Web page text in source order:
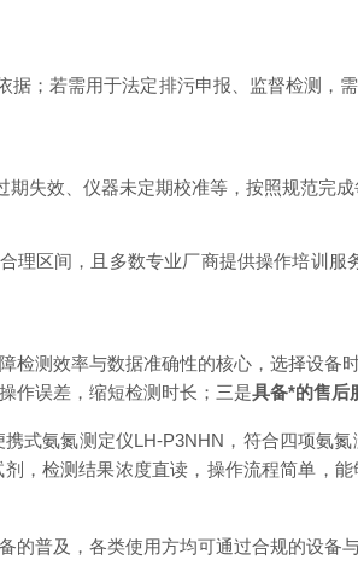
；若需用于法定排污申报、监督检测，
失效、仪器未定期校准等，按照规范完
区间，且多数专业厂商提供操作培训
检测效率与数据准确性的核心，选择设备
作误差，缩短检测时长；三是具备*的售后
式氨氮测定仪LH-P3NHN，符合四项氨
，检测结果浓度直读，操作流程简单，
普及，各类使用方均可通过合规的设备